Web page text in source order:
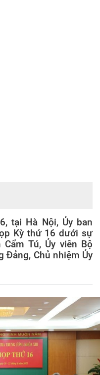
tại Hà Nội, Ủy ban
Kỳ thứ 16 dưới sự
Tú, Ủy viên Bộ
Đảng, Chủ nhiệm Ủy